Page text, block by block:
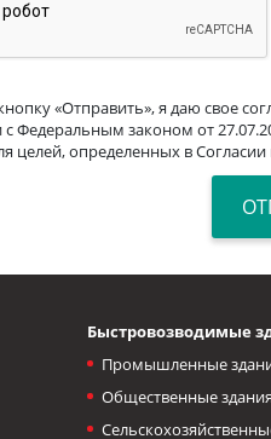
«Отправить», я даю свое
с Федеральным законом от
целей, определенных в
Быстровозводимые
Промышленные
Общественные здания